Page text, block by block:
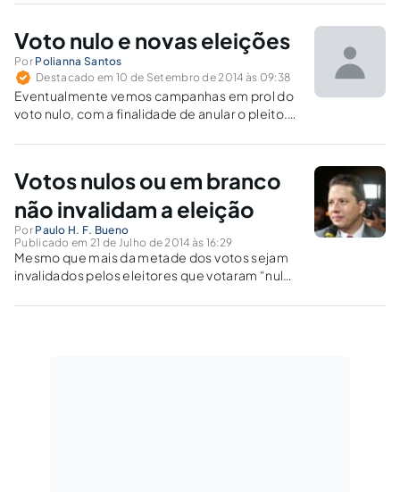
consciência.
Voto nulo e novas eleições
Por Polianna Santos
Destacado em 10 de Setembro de 2014 às 09:38
Eventualmente vemos campanhas em prol do
voto nulo, com a finalidade de anular o pleito.
não é possível anular eleições a partir da
nulo não anula eleição.
Votos nulos ou em branco
não invalidam a eleição
Por Paulo H. F. Bueno
Publicado em 21 de Julho de 2014 às 16:29
Mesmo que mais da metade dos votos sejam
invalidados pelos eleitores que votaram “nulo”
contando-se os votos válidos para apurar o